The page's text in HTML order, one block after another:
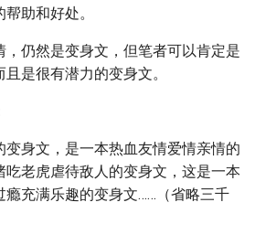
助和好处。
仍然是变身文，但笔者可以肯定是
是很有潜力的变身文。
身文，是一本热血友情爱情亲情的
老虎虐待敌人的变身文，这是一本
瘾充满乐趣的变身文……（省略三千